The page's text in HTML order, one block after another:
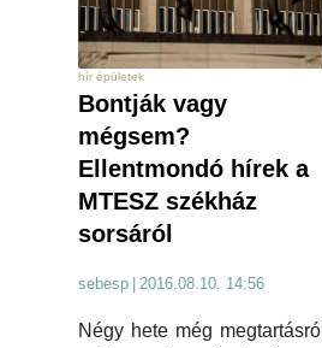
hír épületek
Bontják vagy
mégsem?
Ellentmondó hírek a
MTESZ székház
sorsáról
sebesp 2016.08.10. 14:56
Négy hete még megtartásról